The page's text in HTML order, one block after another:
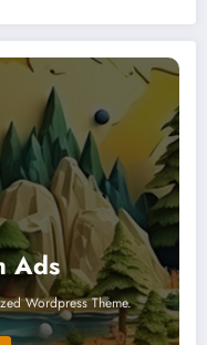
Ads
Wordpress Theme.